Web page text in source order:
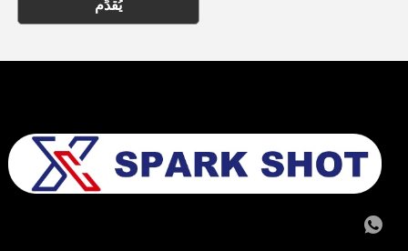
يُقدِّم